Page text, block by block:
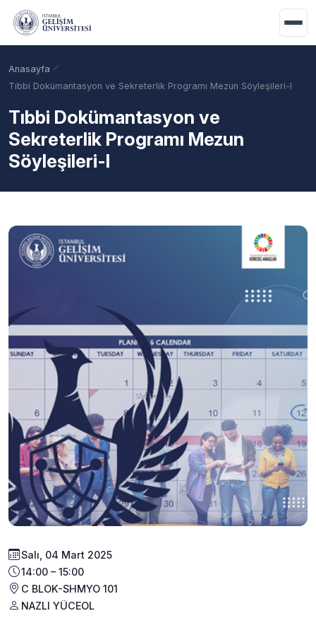
Ana içeriğe geç
Akademik Takvim Taban Puanlar
Anasayfa
Tıbbi Dokümantasyon ve Sekreterlik Programı Mezun Söyleşileri-I
Tıbbi Dokümantasyon ve
Sekreterlik Programı Mezun
Söyleşileri-I
Salı, 04 Mart 2025
14:00 – 15:00
C BLOK-SHMYO 101
NAZLI YÜCEOL